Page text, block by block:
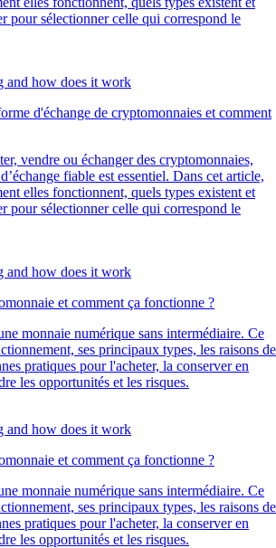
pour sélectionner celle qui correspond le
d'échange de cryptomonnaies et comment
vendre ou échanger des cryptomonnaies,
fiable est essentiel. Dans cet article,
elles fonctionnent, quels types existent et
pour sélectionner celle qui correspond le
et comment ça fonctionne ?
monnaie numérique sans intermédiaire. Ce
ses principaux types, les raisons de
pratiques pour l'acheter, la conserver en
les opportunités et les risques.
et comment ça fonctionne ?
monnaie numérique sans intermédiaire. Ce
ses principaux types, les raisons de
pratiques pour l'acheter, la conserver en
les opportunités et les risques.